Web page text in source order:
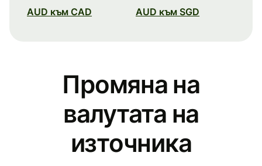
AUD към CAD AUD към SGD
Промяна на
валутата на
източника